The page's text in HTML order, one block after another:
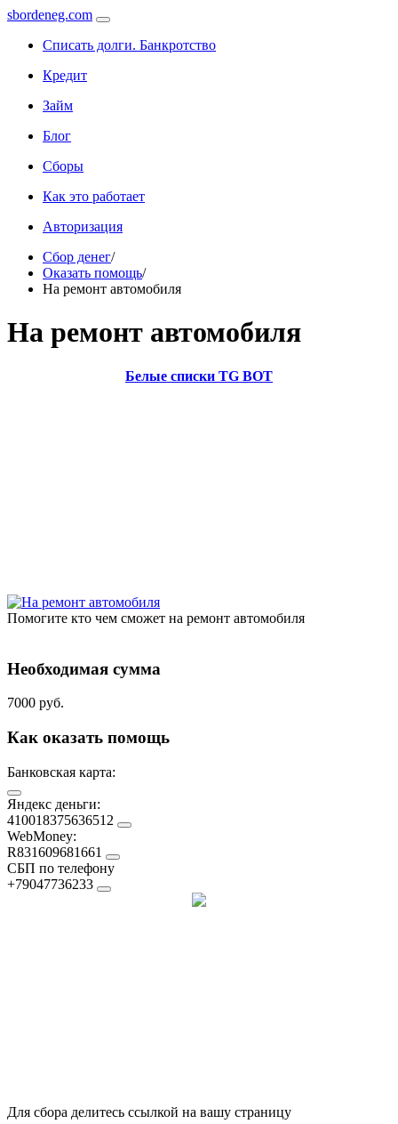
sbordeneg.com
Списать долги. Банкротство
Кредит
Займ
Блог
Сборы
Как это работает
Авторизация
Сбор денег/
Оказать помощь/
На ремонт автомобиля
На ремонт автомобиля
Белые списки TG BOT
Помогите кто чем сможет на ремонт автомобиля
Необходимая сумма
7000 руб.
Как оказать помощь
Банковская карта:
Яндекс деньги:
410018375636512
WebMoney:
R831609681661
СБП по телефону
+79047736233
Для сбора делитесь ссылкой на вашу страницу